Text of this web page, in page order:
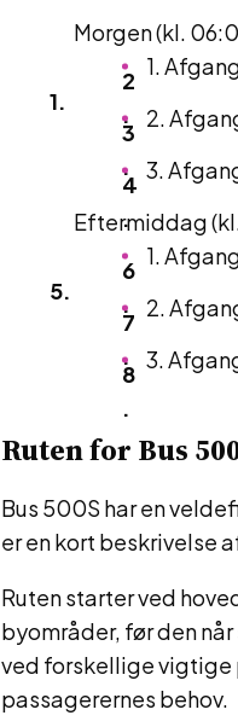
Morgen (kl.
1.
2.
3.
Eftermiddag
1.
2.
3.
Ruten for Bus
Bus 500S har en
er en kort beskrivelse
Ruten starter ved
byområder, før den
ved forskellige vigtige
passagerernes behov.